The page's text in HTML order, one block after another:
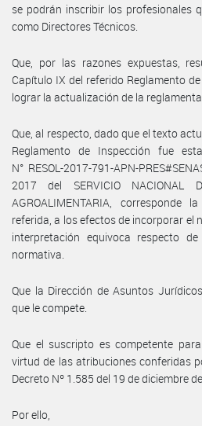
se podrán inscribir los profesionales
como Directores Técnicos.
Que, por las razones expuestas,
Capítulo IX del referido Reglamento
lograr la actualización de la
Que, al respecto, dado que el texto
Reglamento de Inspección fue
N° RESOL-2017-791-APN-
2017 del SERVICIO NACIONAL
AGROALIMENTARIA,
referida, a los efectos de incorporar el
interpretación equivoca respecto
normativa.
Que la Dirección de Asuntos
que le compete.
Que el suscripto es competente
virtud de las atribuciones conferidas
Decreto Nº 1.585 del 19 de diciembre
Por ello,